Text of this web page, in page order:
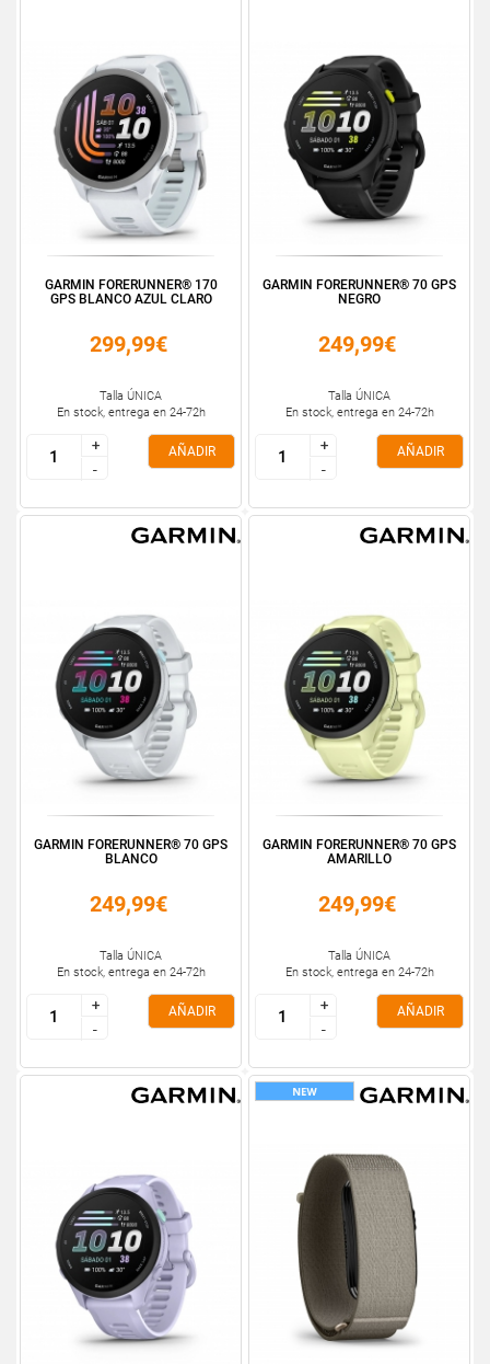
GARMIN FORERUNNER® 170
GPS BLANCO AZUL CLARO
299,99€
Talla ÚNICA
En stock, entrega en 24-72h
+
-
+
-
AÑADIR
GARMIN FORERUNNER® 70 GPS
NEGRO
249,99€
Talla ÚNICA
En stock, entrega en 24-72h
+
-
+
-
AÑADIR
GARMIN FORERUNNER® 70 GPS
BLANCO
249,99€
Talla ÚNICA
En stock, entrega en 24-72h
+
-
+
-
AÑADIR
GARMIN FORERUNNER® 70 GPS
AMARILLO
249,99€
Talla ÚNICA
En stock, entrega en 24-72h
+
-
+
-
AÑADIR